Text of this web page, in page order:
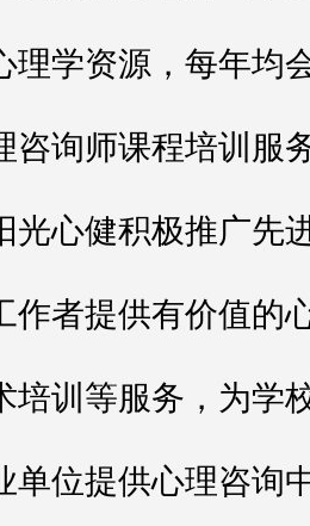
理学资源，每年均
咨询师课程培训服
光心健积极推广先
作者提供有价值的
培训等服务，为学
单位提供心理咨询